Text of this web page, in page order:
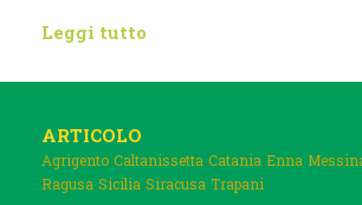
Leggi tutto
ARTICOLO
Agrigento Caltanissetta Catania Enna
Ragusa Sicilia Siracusa Trapani